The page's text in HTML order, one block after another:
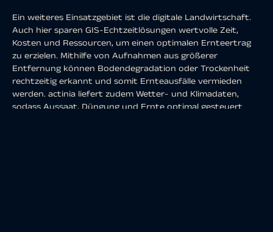
Ein weiteres Einsatzgebiet ist die digitale Landwirtschaft.
Auch hier sparen GIS-Echtzeitlösungen wertvolle Zeit,
Kosten und Ressourcen, um einen optimalen Ernteertrag
zu erzielen. Mithilfe von Aufnahmen aus größerer
Entfernung können Bodendegradation oder Trockenheit
rechtzeitig erkannt und somit Ernteausfälle vermieden
werden. actinia liefert zudem Wetter- und Klimadaten,
sodass Aussaat, Düngung und Ernte optimal gesteuert